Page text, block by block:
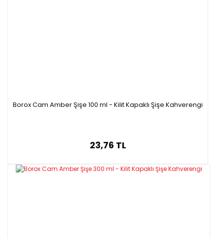
Borox Cam Amber Şişe 100 ml - Kilit Kapaklı Şişe Kahverengi
23,76 TL